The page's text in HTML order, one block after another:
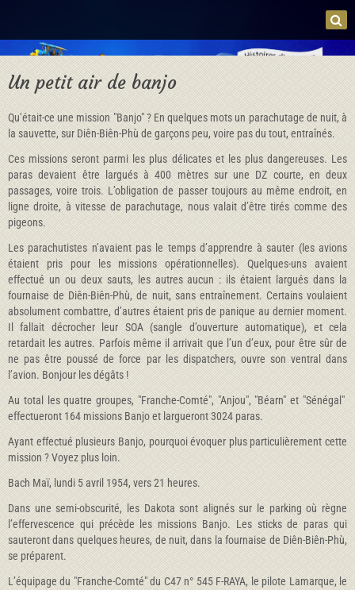
Un petit air de banjo
Qu’était-ce une mission "Banjo" ? En quelques mots un parachutage de nuit, à
la sauvette, sur Diên-Biên-Phù de garçons peu, voire pas du tout, entraînés.
Ces missions seront parmi les plus délicates et les plus dangereuses. Les
paras devaient être largués à 400 mètres sur une DZ courte, en deux
passages, voire trois. L’obligation de passer toujours au même endroit, en
ligne droite, à vitesse de parachutage, nous valait d’être tirés comme des
pigeons.
Les parachutistes n’avaient pas le temps d’apprendre à sauter (les avions
étaient pris pour les missions opérationnelles). Quelques-uns avaient
effectué un ou deux sauts, les autres aucun : ils étaient largués dans la
fournaise de Diên-Biên-Phù, de nuit, sans entraînement. Certains voulaient
absolument combattre, d’autres étaient pris de panique au dernier moment.
Il fallait décrocher leur SOA (sangle d’ouverture automatique), et cela
retardait les autres. Parfois même il arrivait que l’un d’eux, pour être sûr de
ne pas être poussé de force par les dispatchers, ouvre son ventral dans
l’avion. Bonjour les dégâts !
Au total les quatre groupes, "Franche-Comté", "Anjou", "Béarn" et "Sénégal"
effectueront 164 missions Banjo et largueront 3024 paras.
Ayant effectué plusieurs Banjo, pourquoi évoquer plus particulièrement cette
mission ? Voyez plus loin.
Bach Maï, lundi 5 avril 1954, vers 21 heures.
Dans une semi-obscurité, les Dakota sont alignés sur le parking où règne
l’effervescence qui précède les missions Banjo. Les sticks de paras qui
sauteront dans quelques heures, de nuit, dans la fournaise de Diên-Biên-Phù,
se préparent.
L’équipage du "Franche-Comté" du C47 n° 545 F-RAYA, le pilote Lamarque, le